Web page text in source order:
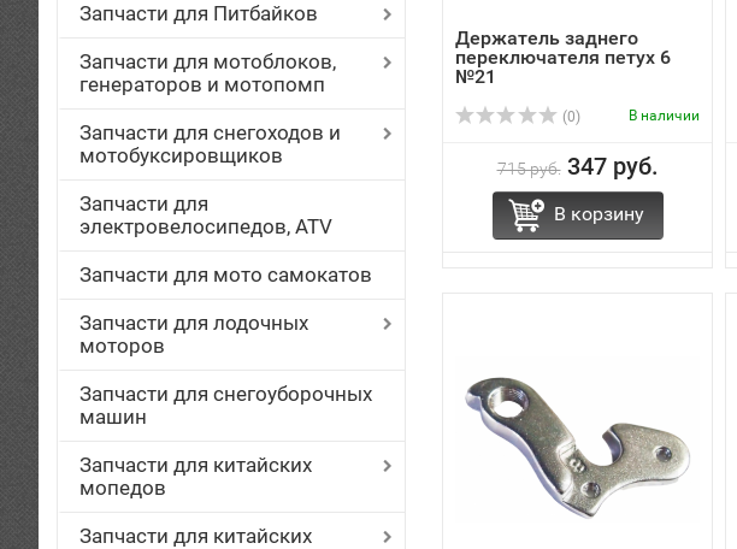
Запчасти для Питбайков
Запчасти для мотоблоков,
генераторов и мотопомп
Запчасти для снегоходов и
мотобуксировщиков
Запчасти для
электровелосипедов, ATV
Запчасти для мото самокатов
Запчасти для лодочных
моторов
Запчасти для снегоуборочных
машин
Запчасти для китайских
мопедов
Запчасти для китайских
Держатель заднего
переключателя петух 6
№21
(0) В наличии
715 руб. 347 руб.
В корзину